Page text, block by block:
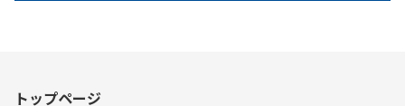
トップページ